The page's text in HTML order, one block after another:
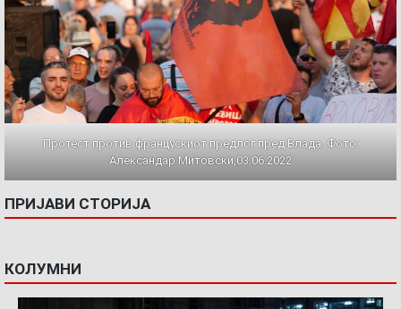
Протест против францускиот предлог пред Влада. Фото:
Александар Митовски,03.06.2022
ПРИЈАВИ СТОРИЈА
КОЛУМНИ